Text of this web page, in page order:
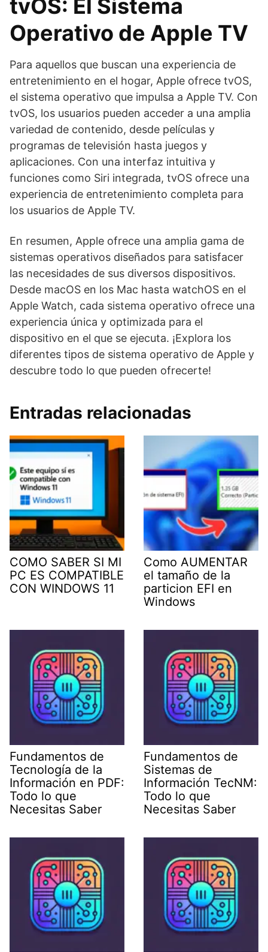
tvOS: El Sistema
Operativo de Apple TV
Para aquellos que buscan una experiencia de
entretenimiento en el hogar, Apple ofrece tvOS,
el sistema operativo que impulsa a Apple TV. Con
tvOS, los usuarios pueden acceder a una amplia
variedad de contenido, desde películas y
programas de televisión hasta juegos y
aplicaciones. Con una interfaz intuitiva y
funciones como Siri integrada, tvOS ofrece una
experiencia de entretenimiento completa para
los usuarios de Apple TV.
En resumen, Apple ofrece una amplia gama de
sistemas operativos diseñados para satisfacer
las necesidades de sus diversos dispositivos.
Desde macOS en los Mac hasta watchOS en el
Apple Watch, cada sistema operativo ofrece una
experiencia única y optimizada para el
dispositivo en el que se ejecuta. ¡Explora los
diferentes tipos de sistema operativo de Apple y
descubre todo lo que pueden ofrecerte!
Entradas relacionadas
COMO SABER SI MI
PC ES COMPATIBLE
CON WINDOWS 11
Como AUMENTAR
el tamaño de la
particion EFI en
Windows
Fundamentos de
Tecnología de la
Información en PDF:
Todo lo que
Necesitas Saber
Fundamentos de
Sistemas de
Información TecNM:
Todo lo que
Necesitas Saber